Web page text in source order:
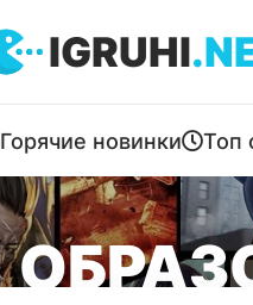
IGRUHI
Горячие новинки Топ